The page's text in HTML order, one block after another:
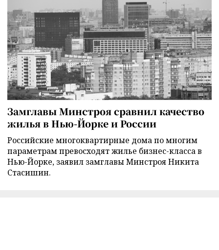
Замглавы Минстроя сравнил качество
жилья в Нью-Йорке и России
Российские многоквартирные дома по многим
параметрам превосходят жилье бизнес-класса в
Нью-Йорке, заявил замглавы Минстроя Никита
Стасишин.